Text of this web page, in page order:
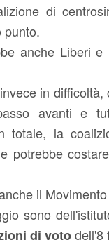
di
punto.
anche Liberi e
in
avanti e
totale, la
potrebbe
il
sono
di votodell'8